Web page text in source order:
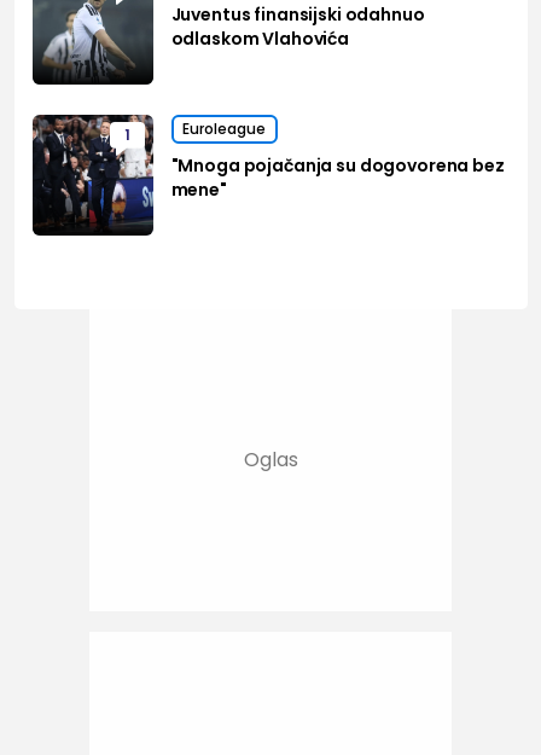
Juventus finansijski odahnuo
odlaskom Vlahovića
1 Euroleague
"Mnoga pojačanja su dogovorena bez
mene"